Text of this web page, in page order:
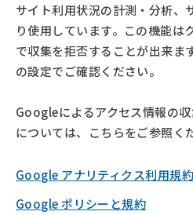
サイト利用状況の計測・分析、
り使用しています。この機能は
で収集を拒否することが出来ま
の設定でご確認ください。
Googleによるアクセス情報の
については、こちらをご参照く
Google アナリティクス利用規約
Google ポリシーと規約